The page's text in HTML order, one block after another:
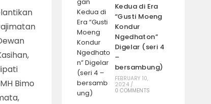
Bimo
Kedua di Era
“Gusti Moeng
Kondur
Ngedhaton”
Digelar (seri 4
–
bersambung)
FEBRUARY 10,
2024 /
0 COMMENTS